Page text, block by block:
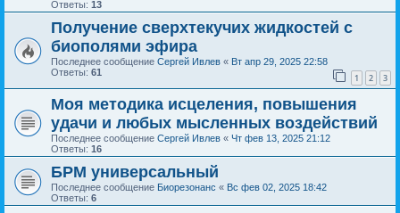
Ответы: 13
Получение сверхтекучих жидкостей с
биополями эфира
Последнее сообщение Сергей Ивлев « Вт апр 29, 2025 22:58
Ответы: 61 1 2 3
Моя методика исцеления, повышения
удачи и любых мысленных воздействий
Последнее сообщение Сергей Ивлев « Чт фев 13, 2025 21:12
Ответы: 16
БРМ универсальный
Последнее сообщение Биорезонанс « Вс фев 02, 2025 18:42
Ответы: 6